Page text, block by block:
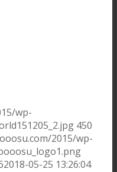
wp-
450
2015/wp-
2018-05-25 13:26:04